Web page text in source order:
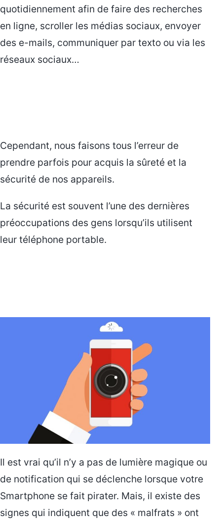
quotidiennement afin de faire des recherches
en ligne, scroller les médias sociaux, envoyer
des e-mails, communiquer par texto ou via les
réseaux sociaux…
Cependant, nous faisons tous l’erreur de
prendre parfois pour acquis la sûreté et la
sécurité de nos appareils.
La sécurité est souvent l’une des dernières
préoccupations des gens lorsqu’ils utilisent
leur téléphone portable.
Il est vrai qu’il n’y a pas de lumière magique ou
de notification qui se déclenche lorsque votre
Smartphone se fait pirater. Mais, il existe des
signes qui indiquent que des « malfrats » ont